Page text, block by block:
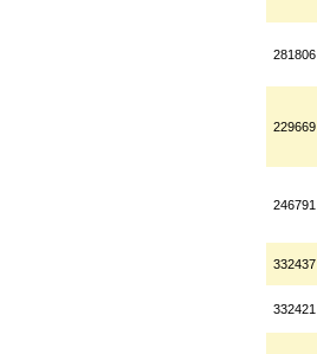
281806
229669
246791
332437
332421